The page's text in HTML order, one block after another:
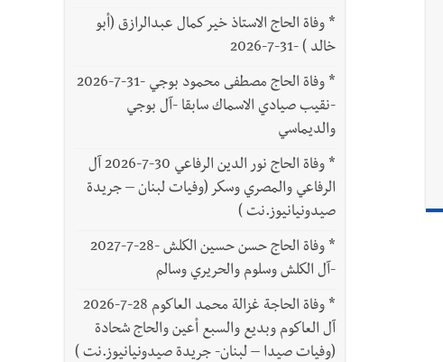
* وفاة الحاج الاستاذ خير كمال عبدالرازق (أبو
خالد ) -31-7-2026
*
وفاة الحاج مصطفى محمود بوجي -31-7-2026
-نقيب صيادي الاسماك سابقا -آل بوجي
والديماسي
*
وفاة الحاج نور الدين الرفاعي 30-7-2026 آل
الرفاعي والمصري وسكر (وفيات لبنان – جريدة
صيدونيانيوز.نت )
*
وفاة الحاج حسن حسين الكلش -28-7-2027
-آل الكلش وسلوم والحريري وسالم
*
وفاة الحاجة غزالة محمد العاكوم 28-7-2026
آل العاكوم وبديع والسبع أعين والحاج شحادة
(وفيات صيدا – لبنان- جريدة صيدونيانيوز.نت )